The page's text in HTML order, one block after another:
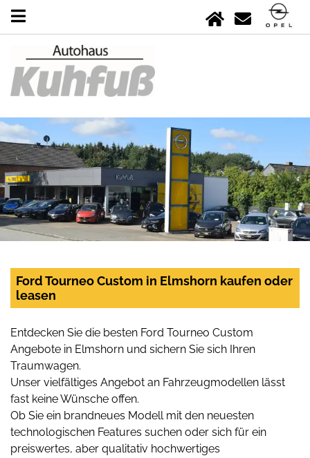
Ford Tourneo Custom in Elmshorn kaufen oder
leasen
Entdecken Sie die besten Ford Tourneo Custom
Angebote in Elmshorn und sichern Sie sich Ihren
Traumwagen.
Unser vielfältiges Angebot an Fahrzeugmodellen lässt
fast keine Wünsche offen.
Ob Sie ein brandneues Modell mit den neuesten
technologischen Features suchen oder sich für ein
preiswertes, aber qualitativ hochwertiges